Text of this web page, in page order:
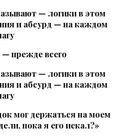
— прежде всего
мог держаться на моем
пока я его искал?»